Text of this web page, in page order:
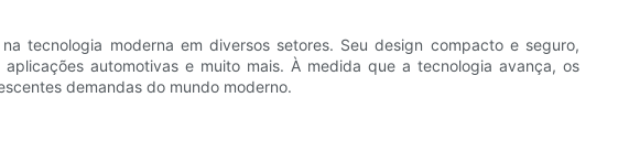
tecnologia moderna em diversos setores. Seu design compacto e seguro,
automotivas e muito mais. À medida que a tecnologia avança, os
demandas do mundo moderno.